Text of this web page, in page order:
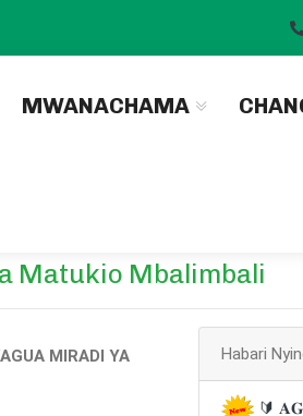
MWANACHAMA
Matukio Mbalimbali
MIRADI YA
Habari
🔰